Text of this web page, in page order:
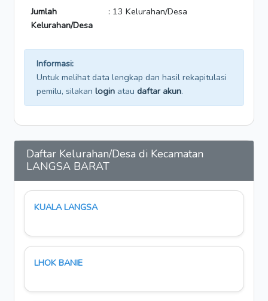
Jumlah
Kelurahan/Desa
: 13 Kelurahan/Desa
Informasi:
Untuk melihat data lengkap dan hasil rekapitulasi
pemilu, silakan login atau daftar akun.
Daftar Kelurahan/Desa di Kecamatan
LANGSA BARAT
KUALA LANGSA
LHOK BANIE